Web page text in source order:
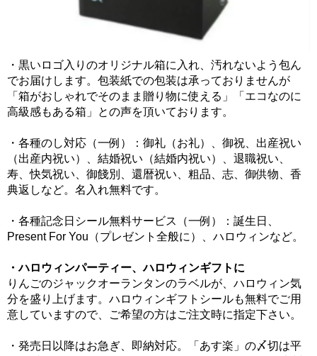
・黒いロゴ入りのオリジナル箱に入れ、汚れないよう包ん
でお届けします。包装紙での包装は承っておりませんが
「箱がおしゃれでそのまま贈り物に使える」「エコなのに
高級感もある箱」との声を頂いております。
・各種のし対応（一例）：御礼（お礼）、御祝、出産祝い
（出産内祝い）、結婚祝い（結婚内祝い）、退職祝い、
寿、快気祝い、御餞別、還暦祝い、粗品、志、御供物、香
典返しなど。名入れ無料です。
・各種記念日シール無料サービス（一例）：誕生日、
Present For You（プレゼント全般に）、ハロウィンなど。
・ハロウィンパーティー、ハロウィンギフトに
りんごのジャックオーランタンのラベルが、ハロウィン気
分を盛り上げます。ハロウィンギフトシールも無料でご用
意していますので、ご希望の方はご注文時に指定下さい。
・発売日以降はお急ぎ、即納対応。「あす楽」の〆切は平